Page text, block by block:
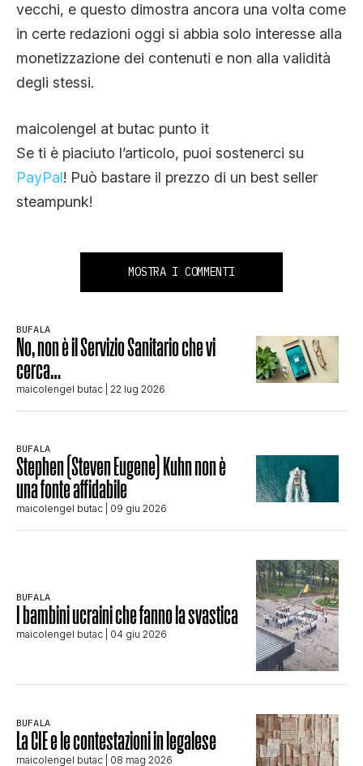
vecchi, e questo dimostra ancora una volta come
in certe redazioni oggi si abbia solo interesse alla
monetizzazione dei contenuti e non alla validità
degli stessi.
maicolengel at butac punto it
Se ti è piaciuto l’articolo, puoi sostenerci su
PayPal! Può bastare il prezzo di un best seller
steampunk!
MOSTRA I COMMENTI
BUFALA
No, non è il Servizio Sanitario che vi
cerca…
maicolengel butac | 22 lug 2026
BUFALA
Stephen (Steven Eugene) Kuhn non è
una fonte affidabile
maicolengel butac | 09 giu 2026
BUFALA
I bambini ucraini che fanno la svastica
maicolengel butac | 04 giu 2026
BUFALA
La CIE e le contestazioni in legalese
maicolengel butac | 08 mag 2026